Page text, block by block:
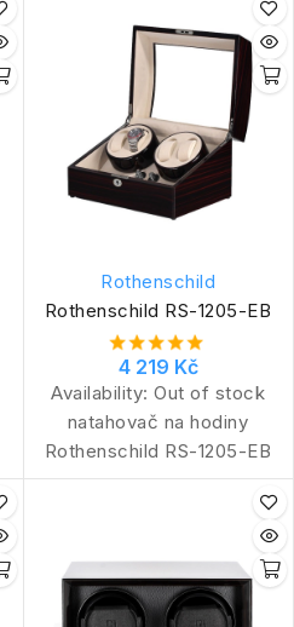
Rothenschild
Rothenschild RS-1205-EB
4 219 Kč
Availability: Out of stock
natahovač na hodiny
Rothenschild RS-1205-EB